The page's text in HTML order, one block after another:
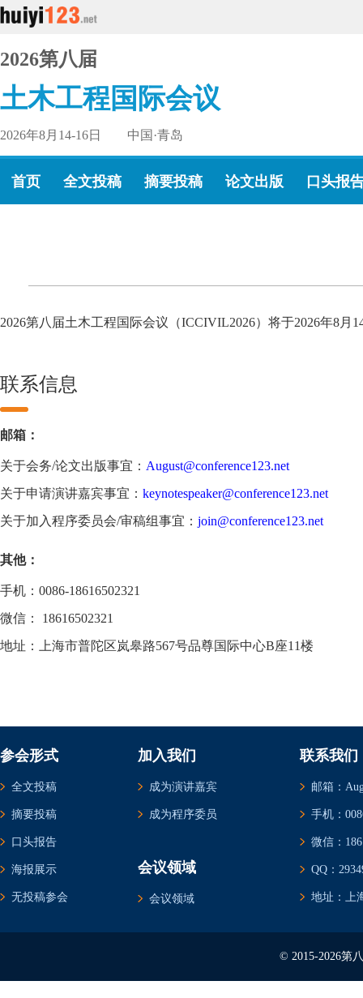
2026第八届
土木工程国际会议
2026年8月14-16日 中国·青岛
首页 全文投稿 摘要投稿 论文出版 口头报
2026第八届土木工程国际会议（ICCIVIL2026）将于2026年8
联系信息
邮箱：
关于会务/论文出版事宜： August@conference123.net
关于申请演讲嘉宾事宜： keynotespeaker@conference123.net
关于加入程序委员会/审稿组事宜： join@conference123.net
其他：
手机：0086-18616502321
微信： 18616502321
地址：上海市普陀区岚皋路567号品尊国际中心B座11楼
参会形式
全文投稿
摘要投稿
口头报告
海报展示
无投稿参会
加入我们
成为演讲嘉宾
成为程序委员
会议领域
会议领域
联系我们
邮箱：
手机：
微信：
QQ：
地址：上
© 2015-2026第